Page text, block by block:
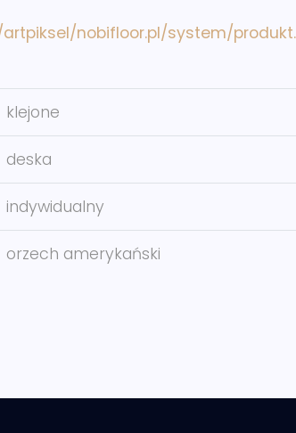
nobifloor.pl/system/
klejone
deska
indywidualny
orzech amerykański